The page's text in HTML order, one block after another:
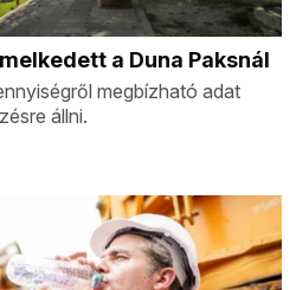
a Duna Paksnál
megbízható adat
állni.